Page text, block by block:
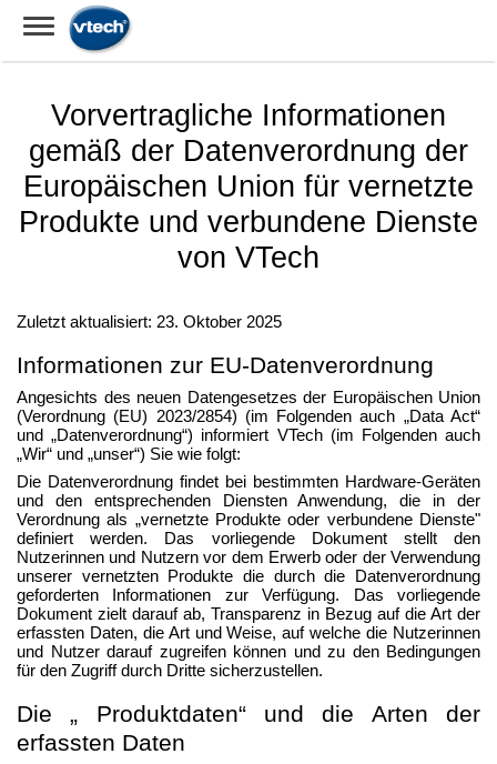
Vorvertragliche Informationen
gemäß der Datenverordnung der
Europäischen Union für vernetzte
Produkte und verbundene Dienste
von VTech
Zuletzt aktualisiert: 23. Oktober 2025
Informationen zur EU-Datenverordnung
Angesichts des neuen Datengesetzes der Europäischen Union
(Verordnung (EU) 2023/2854) (im Folgenden auch „Data Act“
und „Datenverordnung“) informiert VTech (im Folgenden auch
„Wir“ und „unser“) Sie wie folgt:
Die Datenverordnung findet bei bestimmten Hardware-Geräten
und den entsprechenden Diensten Anwendung, die in der
Verordnung als „vernetzte Produkte oder verbundene Dienste"
definiert werden. Das vorliegende Dokument stellt den
Nutzerinnen und Nutzern vor dem Erwerb oder der Verwendung
unserer vernetzten Produkte die durch die Datenverordnung
geforderten Informationen zur Verfügung. Das vorliegende
Dokument zielt darauf ab, Transparenz in Bezug auf die Art der
erfassten Daten, die Art und Weise, auf welche die Nutzerinnen
und Nutzer darauf zugreifen können und zu den Bedingungen
für den Zugriff durch Dritte sicherzustellen.
Die „ Produktdaten“ und die Arten der
erfassten Daten